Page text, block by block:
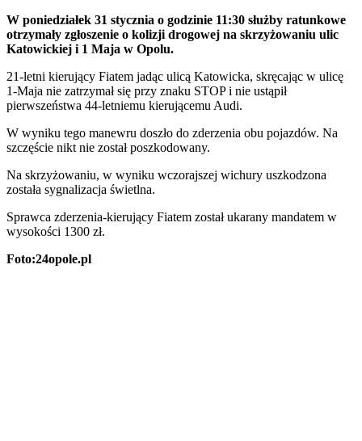
W poniedziałek 31 stycznia o godzinie 11:30 służby ratunkowe
otrzymały zgłoszenie o kolizji drogowej na skrzyżowaniu ulic
Katowickiej i 1 Maja w Opolu.
21-letni kierujący Fiatem jadąc ulicą Katowicka, skręcając w ulicę
1-Maja nie zatrzymał się przy znaku STOP i nie ustąpił
pierwszeństwa 44-letniemu kierującemu Audi.
W wyniku tego manewru doszło do zderzenia obu pojazdów. Na
szczęście nikt nie został poszkodowany.
Na skrzyżowaniu, w wyniku wczorajszej wichury uszkodzona
została sygnalizacja świetlna.
Sprawca zderzenia-kierujący Fiatem został ukarany mandatem w
wysokości 1300 zł.
Foto:24opole.pl